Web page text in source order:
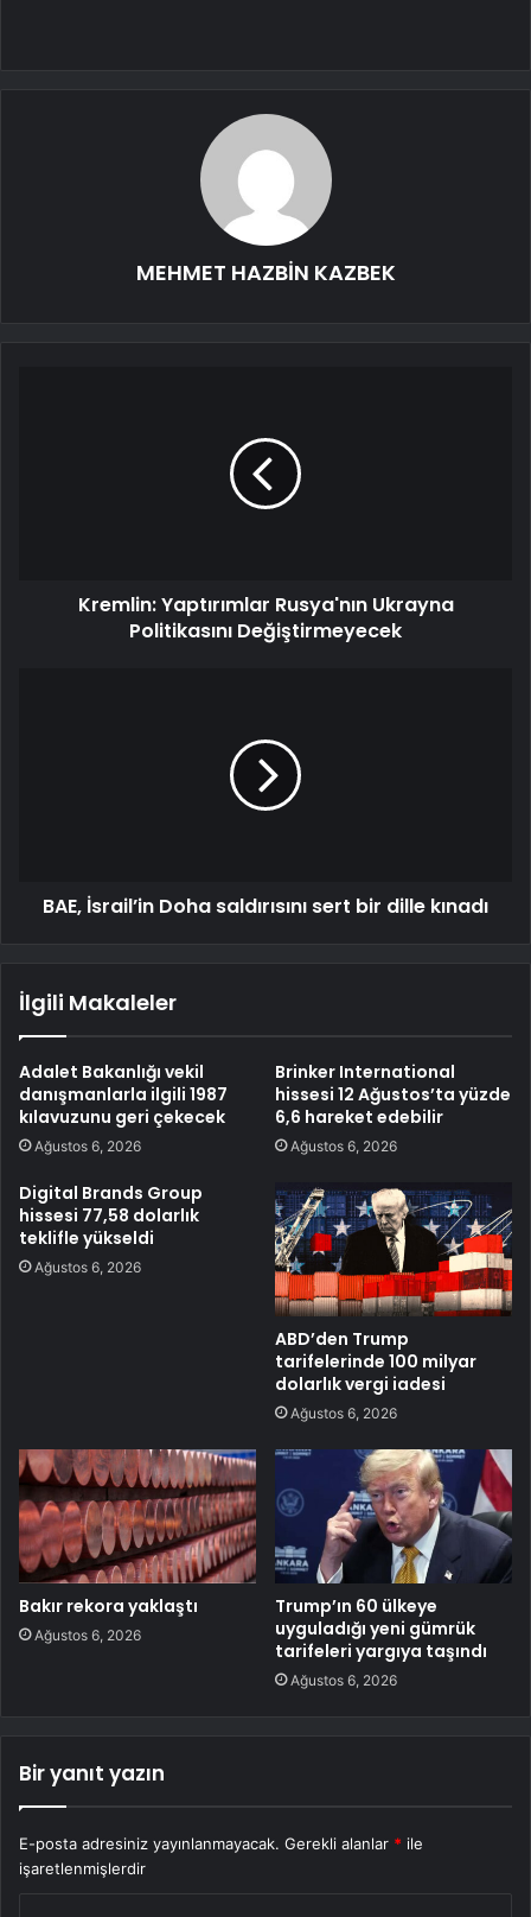
MEHMET HAZBİN KAZBEK
Kremlin: Yaptırımlar Rusya'nın Ukrayna
Politikasını Değiştirmeyecek
BAE, İsrail’in Doha saldırısını sert bir dille kınadı
İlgili Makaleler
Adalet Bakanlığı vekil
danışmanlarla ilgili 1987
kılavuzunu geri çekecek
Ağustos 6, 2026
Brinker International
hissesi 12 Ağustos’ta yüzde
6,6 hareket edebilir
Ağustos 6, 2026
Digital Brands Group
hissesi 77,58 dolarlık
teklifle yükseldi
Ağustos 6, 2026
ABD’den Trump
tarifelerinde 100 milyar
dolarlık vergi iadesi
Ağustos 6, 2026
Bakır rekora yaklaştı
Ağustos 6, 2026
Trump’ın 60 ülkeye
uyguladığı yeni gümrük
tarifeleri yargıya taşındı
Ağustos 6, 2026
Bir yanıt yazın
E-posta adresiniz yayınlanmayacak. Gerekli alanlar * ile
işaretlenmişlerdir